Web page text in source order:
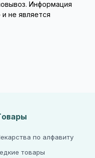
Информация
не является
по алфавиту
товары